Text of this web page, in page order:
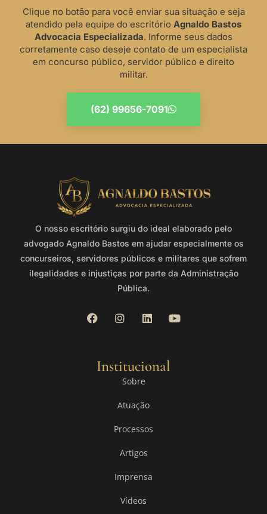
Clique no botão para você enviar sua situação e seja
atendido pela equipe do escritório Agnaldo Bastos
Advocacia Especializada. Informe seus dados
corretamente caso deseje contato de um especialista
em concurso público, servidor público e direito
militar.
(62) 99656-7091
O nosso escritório surgiu do ideal elaborado pelo
advogado Agnaldo Bastos em ajudar especialmente os
concurseiros, servidores públicos e militares que sofrem
ilegalidades e injustiças por parte da Administração
Pública.
Institucional
Sobre
Atuação
Processos
Artigos
Imprensa
Vídeos